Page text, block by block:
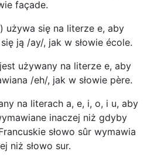
façade.
używa się na literze e, aby
ją /ay/, jak w słowie école.
używany na literze e, aby
/eh/, jak w słowie père.
na literach a, e, i, o, i u, aby
inaczej niż gdyby
słowo sûr wymawia
niż słowo sur.